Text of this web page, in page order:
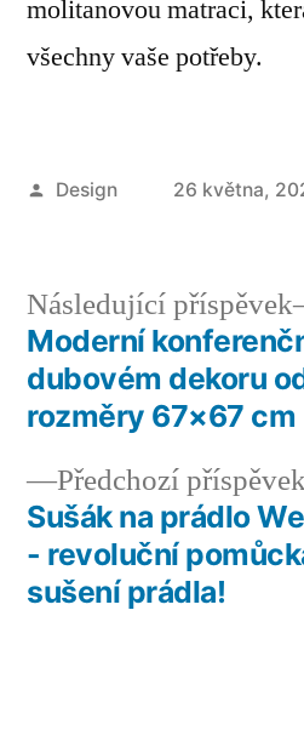
molitanovou matraci,
všechny vaše potřeby.
Autor
Design 26 května,
Navigace
pro
příspěvek
Předchozí
Sušák na prádlo
- revoluční
sušení prádla!
Následující příspěvek
Moderní
dubovém dekoru
rozměry 67×67 cm